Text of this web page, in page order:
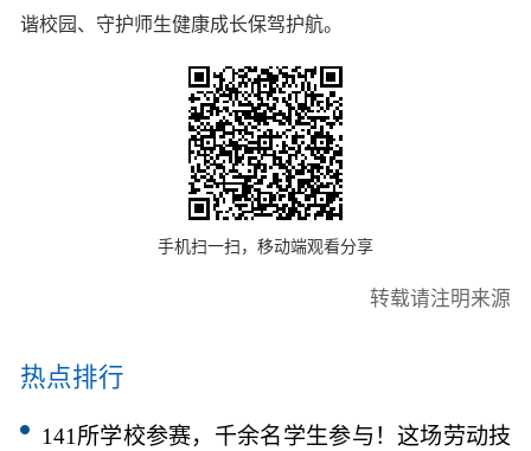
谐校园、守护师生健康成长保驾护航。
手机扫一扫，移动端观看分享
转载请注明来源
热点排行
141所学校参赛，千余名学生参与！这场劳动技